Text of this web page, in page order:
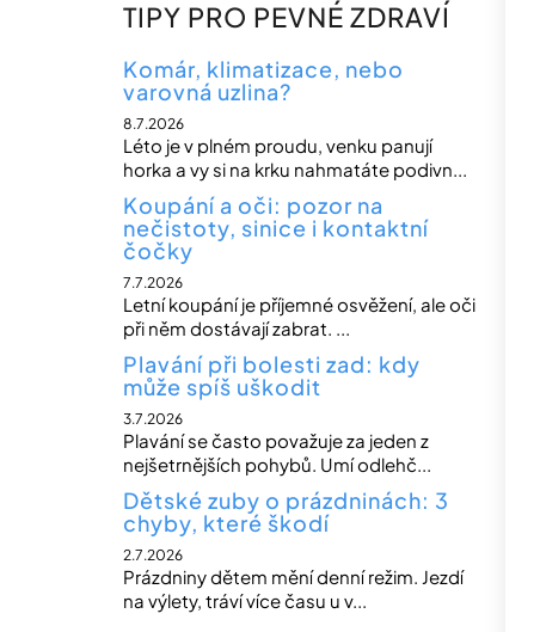
TIPY PRO PEVNÉ ZDRAVÍ
Komár, klimatizace, nebo
varovná uzlina?
8.7.2026
Léto je v plném proudu, venku panují
horka a vy si na krku nahmatáte podivn...
Koupání a oči: pozor na
nečistoty, sinice i kontaktní
čočky
7.7.2026
Letní koupání je příjemné osvěžení, ale oči
při něm dostávají zabrat. ...
Plavání při bolesti zad: kdy
může spíš uškodit
3.7.2026
Plavání se často považuje za jeden z
nejšetrnějších pohybů. Umí odlehč...
Dětské zuby o prázdninách: 3
chyby, které škodí
2.7.2026
Prázdniny dětem mění denní režim. Jezdí
na výlety, tráví více času u v...